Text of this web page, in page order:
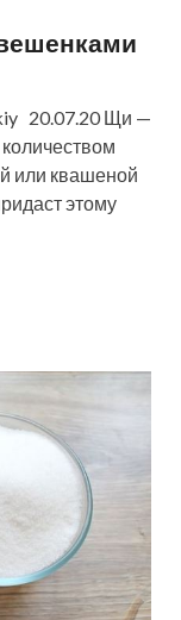
20.07.20 Щи —
или квашеной
этому